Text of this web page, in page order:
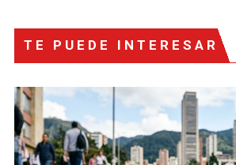
TE PUEDE INTERESAR